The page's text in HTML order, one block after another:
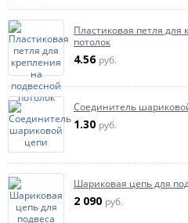
Пластиковая петля для
потолок
4.56 руб.
Соединитель
1.30 руб.
Шариковая цепь для
2 090 руб.